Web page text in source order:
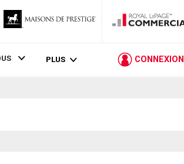
RLP
PLUS CONNEXION